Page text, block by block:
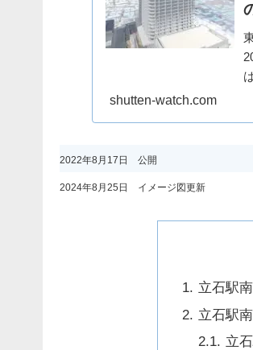
shutten-watch.com
2022年8月17日 公開
2024年8月25日 イメージ図更新
立石駅
立石駅
立